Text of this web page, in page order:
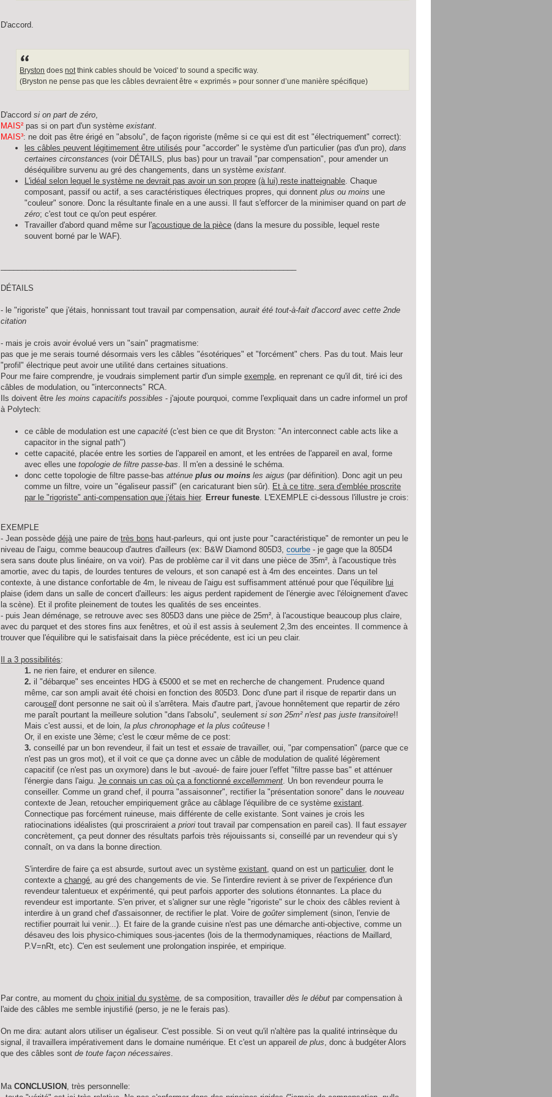
D'accord.
Bryston doesnotthink cables should be 'voiced' to sound a specific way.
(Bryston ne pense pas que les câbles devraient être « exprimés » pour sonner d’une manière spécifique)
D'accordsi on part de zéro
MAIS² pas si on part d'un systèmeexistant
MAIS³: ne doit pas être érigé en "absolu", de façon rigoriste (même si ce qui est dit est "électriquement" correct):
les câbles peuvent légitimement être utilisés pour "accorder" le système d'un particulier (pas d'un pro),dans
certaines circonstances (voir DÉTAILS, plus bas) pour un travail "par compensation", pour amender un
déséquilibre survenu au gré des changements, dans un systèmeexistant
L'idéal selon lequel le système ne devrait pas avoir un son propre (à lui) reste inatteignable . Chaque
composant, passif ou actif, a ses caractéristiques électriques propres, qui donnentplus ou moins une
"couleur" sonore. Donc la résultante finale en a une aussi. Il faut s'efforcer de la minimiser quand on partde
zéro; c'est tout ce qu'on peut espérer.
Travailler d'abord quand même sur l'acoustique de la pièce (dans la mesure du possible, lequel reste
souvent borné par le WAF).
DÉTAILS
- le "rigoriste" que j'étais, honnissant tout travail par compensation,aurait été tout-à-fait d'accord avec cette 2nde
citation
- mais je crois avoir évolué vers un "sain" pragmatisme:
pas que je me serais tourné désormais vers les câbles "ésotériques" et "forcément" chers. Pas du tout. Mais leur
"profil" électrique peut avoir une utilité dans certaines situations.
Pour me faire comprendre, je voudrais simplement partir d'un simpleexemple , en reprenant ce qu'il dit, tiré ici des
câbles de modulation, ou "interconnects" RCA.
Ils doivent êtreles moins capacitifs possibles - j'ajoute pourquoi, comme l'expliquait dans un cadre informel un prof
à Polytech:
ce câble de modulation est unecapacité (c'est bien ce que dit Bryston: "An interconnect cable acts like a
capacitor in the signal path")
cette capacité, placée entre les sorties de l'appareil en amont, et les entrées de l'appareil en aval, forme
avec elles unetopologie de filtre passe-bas . Il m'en a dessiné le schéma.
donc cette topologie de filtre passe-basatténueplus ou moins les aigus (par définition). Donc agit un peu
comme un filtre, voire un "égaliseur passif" (en caricaturant bien sûr). Et à ce titre, sera d'emblée proscrite
par le "rigoriste" anti-compensation que j'étais hier. Erreur funeste . L'EXEMPLE ci-dessous l'illustre je crois:
EXEMPLE
- Jean possèdedéjà une paire detrès bons haut-parleurs, qui ont juste pour "caractéristique" de remonter un peu le
niveau de l'aigu, comme beaucoup d'autres d'ailleurs (ex: B&W Diamond 805D3,courbe - je gage que la 805D4
sera sans doute plus linéaire, on va voir). Pas de problème car il vit dans une pièce de 35m², à l'acoustique très
amortie, avec du tapis, de lourdes tentures de velours, et son canapé est à 4m des enceintes. Dans un tel
contexte, à une distance confortable de 4m, le niveau de l'aigu est suffisamment atténué pour que l'équilibre lui
plaise (idem dans un salle de concert d'ailleurs: les aigus perdent rapidement de l'énergie avec l'éloignement d'avec
la scène). Et il profite pleinement de toutes les qualités de ses enceintes.
- puis Jean déménage, se retrouve avec ses 805D3 dans une pièce de 25m², à l'acoustique beaucoup plus claire,
avec du parquet et des stores fins aux fenêtres, et où il est assis à seulement 2,3m des enceintes. Il commence à
trouver que l'équilibre qui le satisfaisait dans la pièce précédente, est ici un peu clair.
Il a 3 possibilités:
1. ne rien faire, et endurer en silence.
2. il "débarque" ses enceintes HDG à €5000 et se met en recherche de changement. Prudence quand
même, car son ampli avait été choisi en fonction des 805D3. Donc d'une part il risque de repartir dans un
carousell dont personne ne sait où il s'arrêtera. Mais d'autre part, j'avoue honnêtement que repartir de zéro
me paraît pourtant la meilleure solution "dans l'absolu", seulementsi son 25m² n'est pas juste transitoire!!
Mais c'est aussi, et de loin,la plus chronophage et la plus coûteuse !
Or, il en existe une 3ème; c'est le cœur même de ce post:
3. conseillé par un bon revendeur, il fait un test etessaie de travailler, oui, "par compensation" (parce que ce
n'est pas un gros mot), et il voit ce que ça donne avec un câble de modulation de qualité légèrement
capacitif (ce n'est pas un oxymore) dans le but -avoué- de faire jouer l'effet "filtre passe bas" et atténuer
l'énergie dans l'aigu.Je connais un cas où ça a fonctionnéexcellemment . Un bon revendeur pourra le
conseiller. Comme un grand chef, il pourra "assaisonner", rectifier la "présentation sonore" dans lenouveau
contexte de Jean, retoucher empiriquement grâce au câblage l'équilibre de ce systèmeexistant
Connectique pas forcément ruineuse, mais différente de celle existante. Sont vaines je crois les
ratiocinations idéalistes (qui proscriraienta priori tout travail par compensation en pareil cas). Il fautessayer
concrètement, ça peut donner des résultats parfois très réjouissants si, conseillé par un revendeur qui s'y
connaît, on va dans la bonne direction.
S'interdire de faire ça est absurde, surtout avec un systèmeexistant , quand on est unparticulier, dont le
contexte achangé , au gré des changements de vie. Se l'interdire revient à se priver de l'expérience d'un
revendeur talentueux et expérimenté, qui peut parfois apporter des solutions étonnantes. La place du
revendeur est importante. S'en priver, et s'aligner sur une règle "rigoriste" sur le choix des câbles revient à
interdire à un grand chef d'assaisonner, de rectifier le plat. Voire degoûtersimplement (sinon, l'envie de
rectifier pourrait lui venir...). Et faire de la grande cuisine n'est pas une démarche anti-objective, comme un
désaveu des lois physico-chimiques sous-jacentes (lois de la thermodynamiques, réactions de Maillard,
P.V=nRt, etc). C'en est seulement une prolongation inspirée, et empirique.
Par contre, au moment duchoix initial du système , de sa composition, travaillerdès le début par compensation à
l'aide des câbles me semble injustifié (perso, je ne le ferais pas).
On me dira: autant alors utiliser un égaliseur. C'est possible. Si on veut qu'il n'altère pas la qualité intrinsèque du
signal, il travaillera impérativement dans le domaine numérique. Et c'est un appareilde plus , donc à budgéter Alors
que des câbles sontde toute façon nécessaires
MaCONCLUSION , très personnelle: